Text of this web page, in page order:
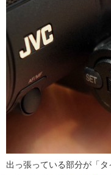
出っ張っている部分が「